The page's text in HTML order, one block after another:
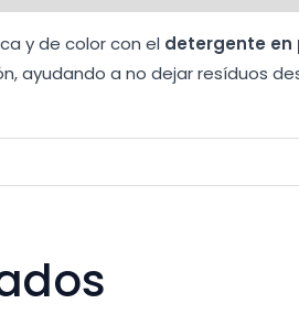
y de color con el detergente en
ayudando a no dejar resíduos